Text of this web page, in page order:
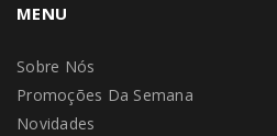
MENU
Sobre Nós
Promoções Da Semana
Novidades